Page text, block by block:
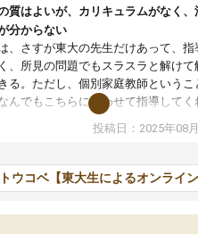
質はよいが、カリキュラムがなく、
分からない
、さすが東大の先生だけあって、指
、所見の問題でもスラスラと解けて
る。ただし、個別家庭教師というこ
んでもこちらに合わせて指導してく
が、具体的なカリキュラムがない。当
授業の先取り学習をするため、学校の
だいたが、1時間の時間を使って進め
は限られており、それであれば自学自
投稿日：2025年08
トウコベ【東大生によるオンライ